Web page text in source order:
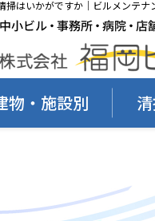
掃はいかがですか｜ビルメンテ
物・施設別